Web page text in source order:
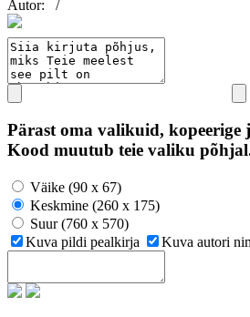
Autor:
/
Pärast oma valikuid, kopeerige
Kood muutub teie valiku
Väike (90 x 67)
Keskmine (260 x 175)
Suur (760 x 570)
Kuva pildi pealkirja
Kuva autori